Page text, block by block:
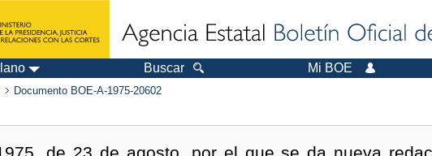
Buscar Mi BOE
Documento BOE-A-1975-20602
de 23 de agosto, por el que se da nueva